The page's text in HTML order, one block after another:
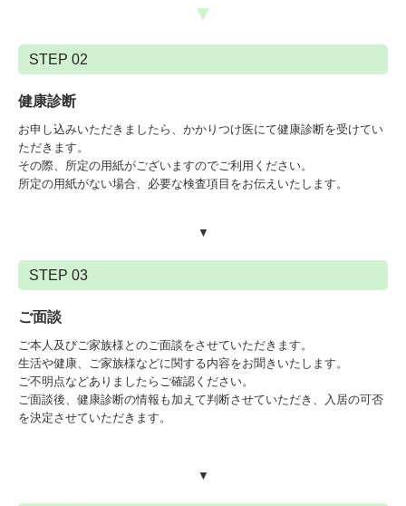
▼
STEP 02
健康診断
お申し込みいただきましたら、かかりつけ医にて健康診断を受けてい
ただきます。
その際、所定の用紙がございますのでご利用ください。
所定の用紙がない場合、必要な検査項目をお伝えいたします。
▼
STEP 03
ご面談
ご本人及びご家族様とのご面談をさせていただきます。
生活や健康、ご家族様などに関する内容をお聞きいたします。
ご不明点などありましたらご確認ください。
ご面談後、健康診断の情報も加えて判断させていただき、入居の可否
を決定させていただきます。
▼